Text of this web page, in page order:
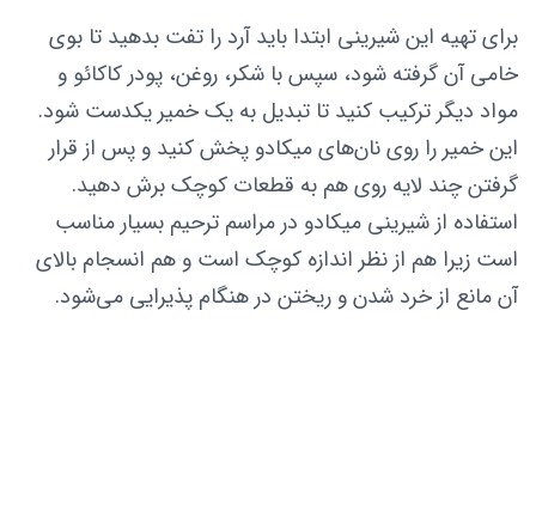
برای تهیه این شیرینی ابتدا باید آرد را تفت بدهید تا بوی
خامی آن گرفته شود، سپس با شکر، روغن، پودر کاکائو و
مواد دیگر ترکیب کنید تا تبدیل به یک خمیر یکدست شود.
این خمیر را روی نان‌های میکادو پخش کنید و پس از قرار
گرفتن چند لایه روی هم به قطعات کوچک برش دهید.
استفاده از شیرینی میکادو در مراسم ترحیم بسیار مناسب
است زیرا هم از نظر اندازه کوچک است و هم انسجام بالای
آن مانع از خرد شدن و ریختن در هنگام پذیرایی می‌شود.